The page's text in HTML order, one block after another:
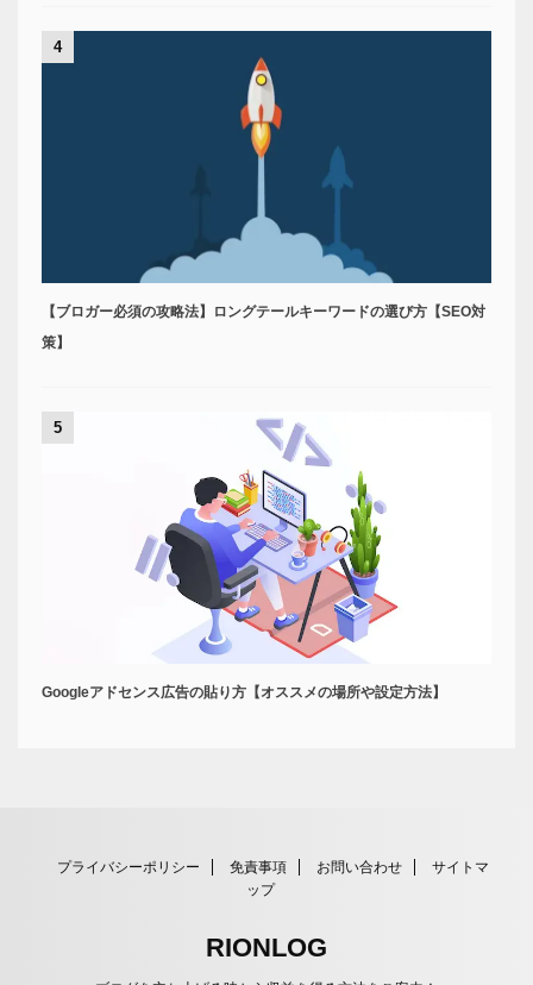
4
【ブロガー必須の攻略法】ロングテールキーワードの選び方【SEO対
策】
5
Googleアドセンス広告の貼り方【オススメの場所や設定方法】
プライバシーポリシー 免責事項 お問い合わせ
サイトマ
ップ
RIONLOG